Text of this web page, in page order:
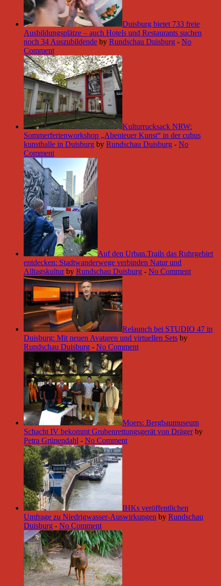
Duisburg bietet 733 freie
Ausbildungsplätze – auch Hotels und Restaurants suchen
noch 34 Auszubildende by Rundschau Duisburg - No
Comment
Kulturrucksack NRW:
Sommerferienworkshop „Abenteuer Kunst“ in der cubus
kunsthalle in Duisburg by Rundschau Duisburg - No
Comment
Auf den Urban.Trails das Ruhrgebiet
entdecken: Stadtwanderwege verbinden Natur und
Alltagskultur by Rundschau Duisburg - No Comment
Relaunch bei STUDIO 47 in
Duisburg: Mit neuen Avataren und virtuellen Sets by
Rundschau Duisburg - No Comment
Moers: Bergbaumuseum
Schacht IV bekommt Grubenrettungsgerät von Dräger by
Petra Grünendahl - No Comment
IHKs veröffentlichen
Umfrage zu Niedrigwasser-Auswirkungen by Rundschau
Duisburg - No Comment